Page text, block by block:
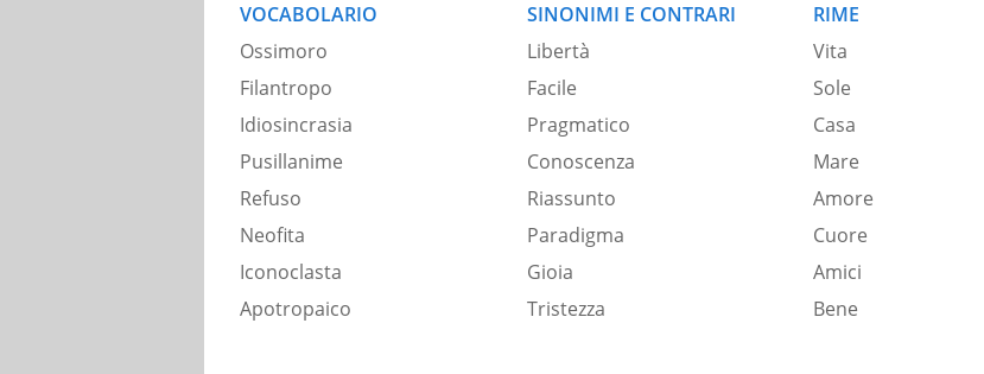
VOCABOLARIO
Ossimoro
Filantropo
Idiosincrasia
Pusillanime
Refuso
Neofita
Iconoclasta
Apotropaico
SINONIMI E CONTRARI
Libertà
Facile
Pragmatico
Conoscenza
Riassunto
Paradigma
Gioia
Tristezza
RIME
Vita
Sole
Casa
Mare
Amore
Cuore
Amici
Bene